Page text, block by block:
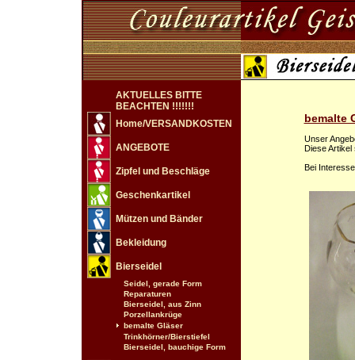
AKTUELLES BITTE
BEACHTEN !!!!!!!
Home/VERSANDKOSTEN
ANGEBOTE
Zipfel und Beschläge
Geschenkartikel
Mützen und Bänder
Bekleidung
Bierseidel
Seidel, gerade Form
Reparaturen
Bierseidel, aus Zinn
Porzellankrüge
bemalte Gläser
Trinkhörner/Bierstiefel
Bierseidel, bauchige Form
bemalte
Unser
Diese Artikel
Bei